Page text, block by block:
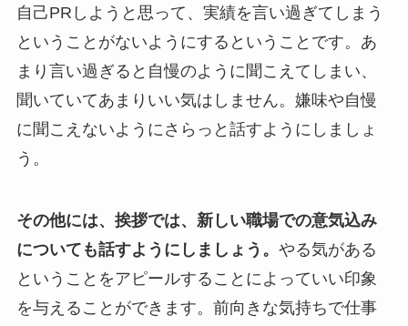
自己PRしようと思って、実績を言い過ぎてしまう
ということがないようにするということです。あ
まり言い過ぎると自慢のように聞こえてしまい、
聞いていてあまりいい気はしません。嫌味や自慢
に聞こえないようにさらっと話すようにしましょ
う。
その他には、挨拶では、新しい職場での意気込み
についても話すようにしましょう。 やる気がある
ということをアピールすることによっていい印象
を与えることができます。前向きな気持ちで仕事